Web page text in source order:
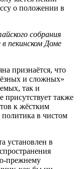
о положении в
собрания
пекинском Доме
признаётся, что
и сложных»
так и
присутствует также
к жёстким
политика в чистом
установлен в
прежнему